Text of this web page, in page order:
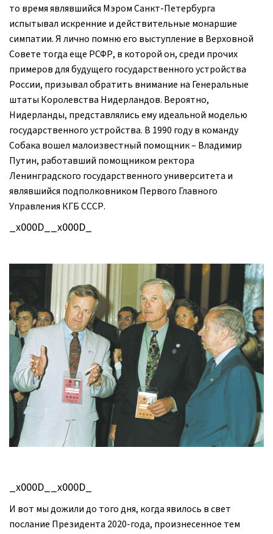
то время являвшийся Мэром Санкт-Петербурга
испытывал искренние и действительные монаршие
симпатии. Я лично помню его выступление в Верховной
Совете тогда еще РСФР, в которой он, среди прочих
примеров для будущего государственного устройства
России, призывал обратить внимание на Генеральные
штаты Королевства Нидерландов. Вероятно,
Нидерланды, представлялись ему идеальной моделью
государственного устройства. В 1990 году в команду
Собака вошел малоизвестный помощник – Владимир
Путин, работавший помощником ректора
Ленинградского государственного университета и
являвшийся подполковником Первого Главного
Управления КГБ СССР.
_x000D__x000D_
_x000D__x000D_
И вот мы дожили до того дня, когда явилось в свет
послание Президента 2020-года, произнесенное тем